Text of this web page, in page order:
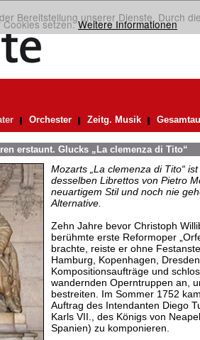
Bereitstellung unserer Dienste. Durch
Cookies setzen.Weitere Informationen
Orchester Zeitg. Musik
erstaunt. Glucks „La clemenza di Tito“
Mozarts „La clemenza di Tito“
desselben Librettos von Pietro
neuartigem Stil und noch nie
Alternative.
Zehn Jahre bevor Christoph
berühmte erste Reformoper
brachte, reiste er ohne
Hamburg, Kopenhagen,
Kompositionsaufträge und
wandernden Operntruppen an,
bestreiten. Im Sommer 1752
Auftrag des Intendanten Diego
Karls VII., des Königs von
Spanien) zu komponieren.